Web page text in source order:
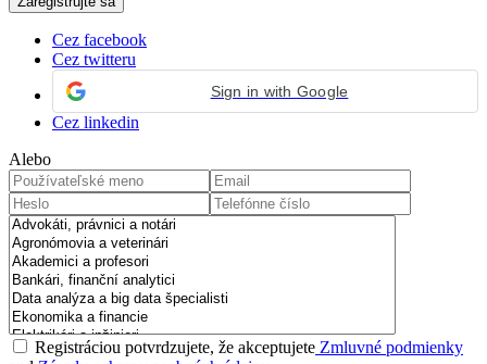
Cez facebook
Cez twitteru
Sign in with Google
Cez linkedin
Alebo
Registráciou potvrdzujete, že akceptujete Zmluvné podmienky